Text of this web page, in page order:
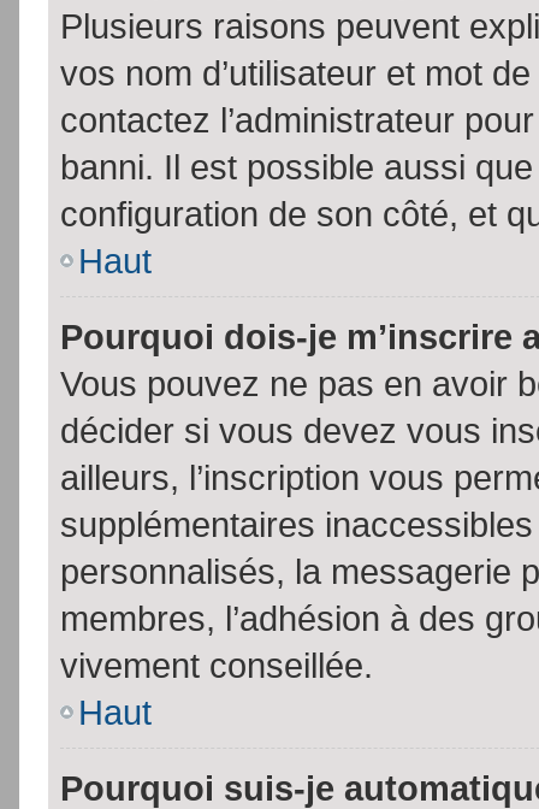
Plusieurs raisons peuvent
vos nom d’utilisateur et mot
contactez l’administrateur
banni. Il est possible aussi
configuration de son côté, et
Haut
Pourquoi dois-je m’inscrire
Vous pouvez ne pas en avoir
décider si vous devez vous
ailleurs, l’inscription vous
supplémentaires
personnalisés, la messagerie
membres, l’adhésion à des
vivement conseillée.
Haut
Pourquoi suis-je